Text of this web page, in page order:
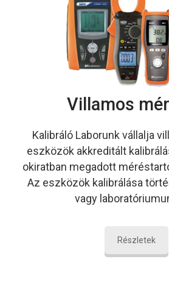
Villamos
Kalibráló Laborunk vállalja
eszközök akkreditált
okiratban megadott
Az eszközök kalibrálása
vagy
Részletek